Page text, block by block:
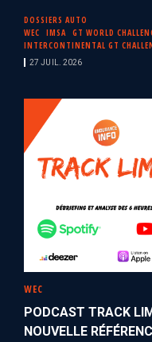
DOSSIERS AUTO
WEC
IMSA GT WORLD
INTERCONTINENTAL GT
27 JUIL. 2026
WEC
PODCAST TRACK
NOUVELLE